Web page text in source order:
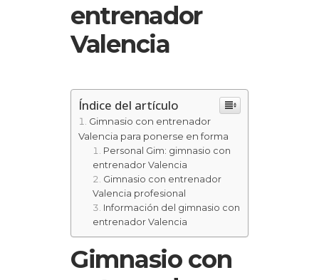
entrenador
Valencia
Índice del artículo
Gimnasio con entrenador
Valencia para ponerse en forma
Personal Gim: gimnasio con
entrenador Valencia
Gimnasio con entrenador
Valencia profesional
Información del gimnasio con
entrenador Valencia
Gimnasio con